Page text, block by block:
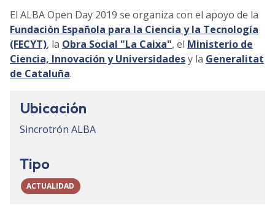
El ALBA Open Day 2019 se organiza con el apoyo de la
Fundación Española para la Ciencia y la Tecnología
(FECYT), la Obra Social "La Caixa", el Ministerio de
Ciencia, Innovación y Universidadesy la Generalitat
de Cataluña.
Ubicación
Sincrotrón ALBA
Tipo
ACTUALIDAD